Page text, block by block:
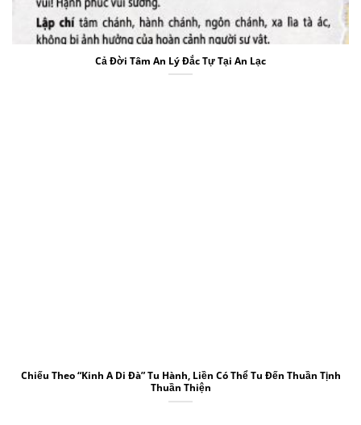
Cả Đời Tâm An Lý Đắc Tự Tại An Lạc
Chiếu Theo “Kinh A Di Đà” Tu Hành, Liền Có Thể Tu Đến Thuần Tịnh
Thuần Thiện